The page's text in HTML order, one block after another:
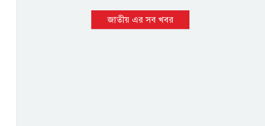
জাতীয় এর সব খবর